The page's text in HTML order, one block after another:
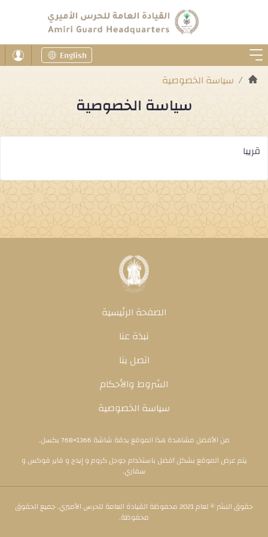
English
سياسة الخصوصية
سياسة الخصوصية
قريبا
الصفحة الرئيسية
نبذة عنا
اتصل بنا
الشروط والأحكام
سياسة الخصوصية
من الأفضل مشاهدة هذا الموقع بدقة شاشة 1366×768 بكسل.
يتم عرض الموقع بشكل أفضل باستخدام جوجل كروم و إيدج و فاير فوكس و
سفاري.
حقوق النشر © لعام 2021 محفوظة القيادة العامة للحرس الأميري. جميع الحقوق
محفوظة.